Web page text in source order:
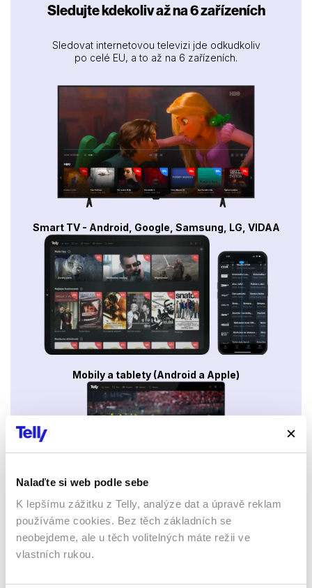
Nalaďte si web podle sebe
K lepšímu zážitku z Telly, analýze dat a úpravě reklam
používáme cookies. Bez těch základních se
neobejdeme, ale u těch volitelných máte režii ve
vlastních rukou.
Sledujte kdekoliv až na 6 zařízeních
Sledovat internetovou televizi jde odkudkoliv
po celé EU, a to až na 6 zařízeních.
Smart TV - Android, Google, Samsung, LG, VIDAA
Mobily a tablety (Android a Apple)
Webový prohlížeč